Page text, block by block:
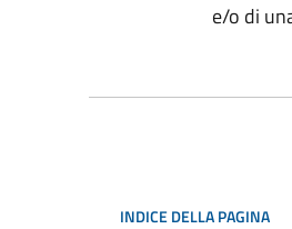
e/o di
INDICE DELLA PAGINA